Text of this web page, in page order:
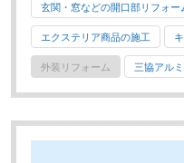
玄関・窓などの開口部リフォー
エクステリア商品の施工
外装リフォーム 三協アル